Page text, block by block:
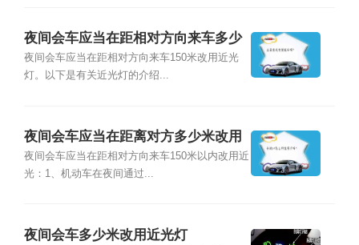
夜间会车应当在距相对方向来车多少
米改用近光灯？
夜间会车应当在距相对方向来车150米改用近光
灯。以下是有关近光灯的介绍...
夜间会车应当在距离对方多少米改用
近光灯?
夜间会车应当在距相对方向来车150米以内改用近
光：1、机动车在夜间通过...
夜间会车多少米改用近光灯